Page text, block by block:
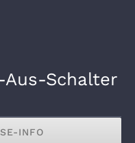
Schalter
INFO